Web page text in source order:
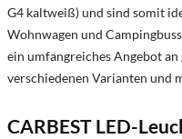
G4 kaltweiß) und sind somit
Wohnwagen und
ein umfangreiches Angebot
verschiedenen Varianten und
CARBEST LED-